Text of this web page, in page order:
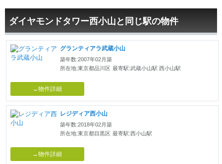
ダイヤモンドタワー西小山と同じ駅の物件
グランティアラ武蔵小山
築年数:2007年02月築
所在地:東京都品川区 最寄駅:武蔵小山駅 西小山駅
→物件詳細
レジディア西小山
築年数:2018年02月築
所在地:東京都目黒区 最寄駅:西小山駅
→物件詳細